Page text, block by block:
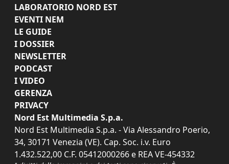
LABORATORIO NORD EST
EVENTI NEM
LE GUIDE
I DOSSIER
NEWSLETTER
PODCAST
I VIDEO
GERENZA
PRIVACY
Nord Est Multimedia S.p.a.
Nord Est Multimedia S.p.a. - Via Alessandro Poerio,
34, 30171 Venezia (VE). Cap. Soc. i.v. Euro
1.432.522,00 C.F. 05412000266 e REA VE-454332